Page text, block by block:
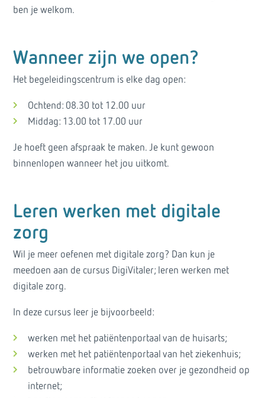
ben je welkom.
Wanneer zijn we open?
Het begeleidingscentrum is elke dag open:
Ochtend: 08.30 tot 12.00 uur
Middag: 13.00 tot 17.00 uur
Je hoeft geen afspraak te maken. Je kunt gewoon
binnenlopen wanneer het jou uitkomt.
Leren werken met digitale
zorg
Wil je meer oefenen met digitale zorg? Dan kun je
meedoen aan de cursus DigiVitaler; leren werken met
digitale zorg.
In deze cursus leer je bijvoorbeeld:
werken met het patiëntenportaal van de huisarts;
werken met het patiëntenportaal van het ziekenhuis;
betrouwbare informatie zoeken over je gezondheid op
internet;